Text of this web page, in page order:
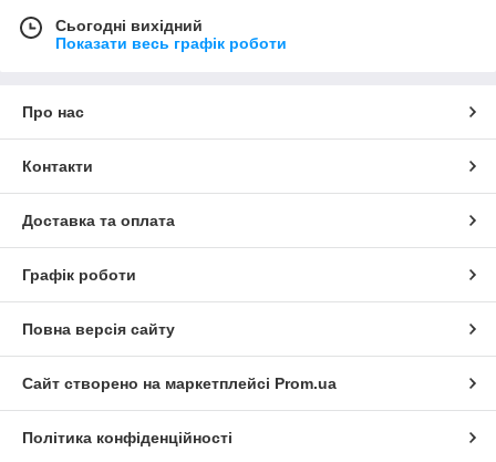
Сьогодні вихідний
Показати весь графік роботи
Про нас
Контакти
Доставка та оплата
Графік роботи
Повна версія сайту
Сайт створено на маркетплейсі Prom.ua
Політика конфіденційності